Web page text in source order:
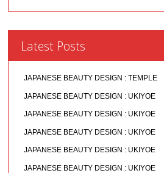
Latest Posts
JAPANESE BEAUTY DESIGN : TEMPLE
JAPANESE BEAUTY DESIGN : UKIYOE
JAPANESE BEAUTY DESIGN : UKIYOE
JAPANESE BEAUTY DESIGN : UKIYOE
JAPANESE BEAUTY DESIGN : UKIYOE
JAPANESE BEAUTY DESIGN : UKIYOE